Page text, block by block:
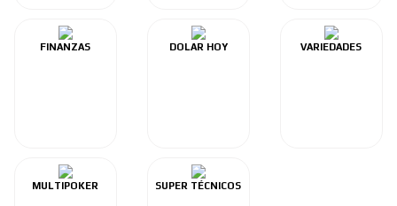
FINANZAS DOLAR HOY VARIEDADES
MULTIPOKER SUPER TÉCNICOS